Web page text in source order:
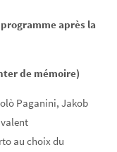
après la
de mémoire)
Paganini, Jakob
au choix du